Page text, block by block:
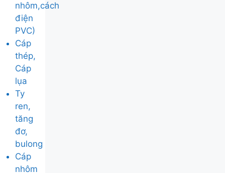
nhôm,cách
điện
PVC)
Cáp
thép,
Cáp
lụa
Ty
ren,
tăng
đơ,
bulong
Cáp
nhôm